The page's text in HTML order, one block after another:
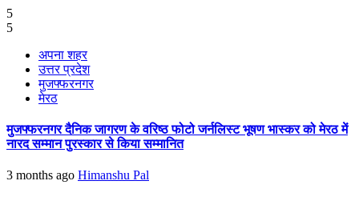
5
5
अपना शहर
उत्तर प्रदेश
मुजफ्फरनगर
मेरठ
मुजफ्फरनगर दैनिक जागरण के वरिष्ठ फोटो जर्नलिस्ट भूषण भास्कर को मेरठ में
नारद सम्मान पुरस्कार से किया सम्मानित
3 months ago Himanshu Pal